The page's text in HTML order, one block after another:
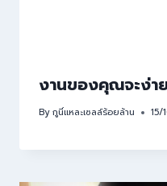
งานของคุณจะง่า
Byกูนี่แหละเซลล์ร้อยล้าน 15/